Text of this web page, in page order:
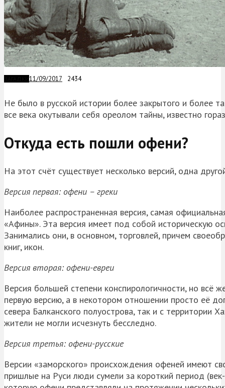
11/09/2017 2434
Не было в русской истории более закрытого и более
все века окутывали себя ореолом тайны, известно
Откуда есть пошли офени?
На этот счёт существует несколько версий, одна
Версия первая: офени – греки
Наиболее распространенная версия, самая
«Афины». Эта версия имеет под собой историческую
Занимались они, в основном, торговлей, причем
книг, икон.
Версия вторая: офени-евреи
Версия большей степени конспирологичности, но
первую версию, а в некотором отношении просто её
севера Балканского полуострова, так и с территории
жители не могли исчезнуть бесследно.
Версия третья: офени-русские
Версии «заморского» происхождения офеней имеют
пришлые на Руси люди сумели за короткий период